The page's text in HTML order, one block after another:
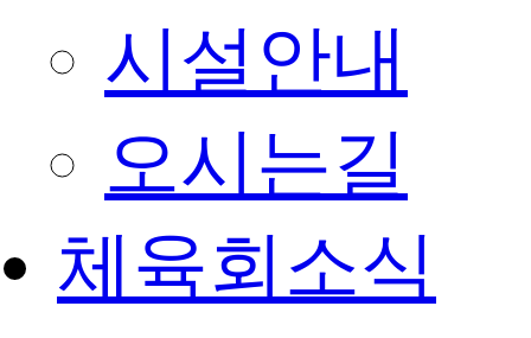
시설안내
오시는길
체육회소식